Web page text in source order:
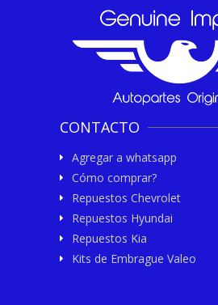
CONTACTO
Agregar a whatsapp
Cómo comprar?
Repuestos Chevrolet
Repuestos Hyundai
Repuestos Kia
Kits de Embrague Valeo